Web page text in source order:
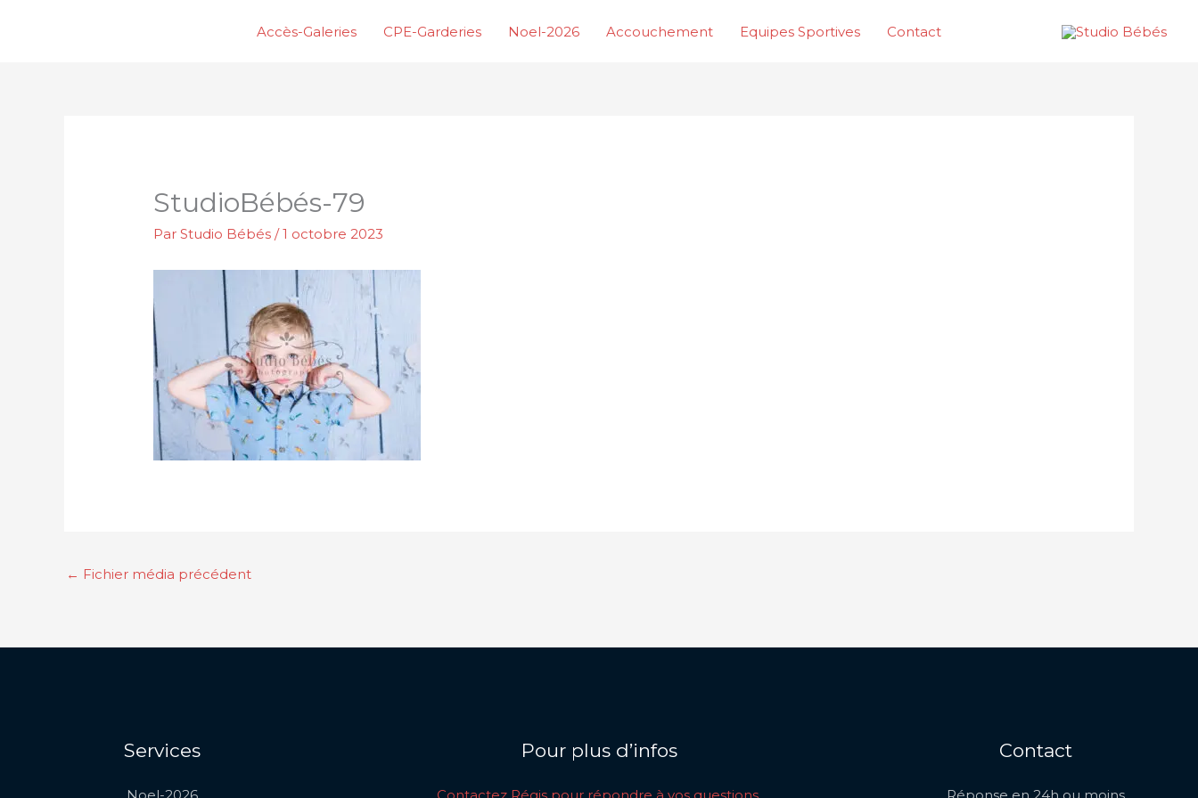
Accès-Galeries CPE-Garderies Noel-2026 Accouchement Equipes Sportives Contact
StudioBébés-79
ParStudio Bébés/1 octobre 2023
← Fichier média précédent
Services Pour plus d’infos Contact